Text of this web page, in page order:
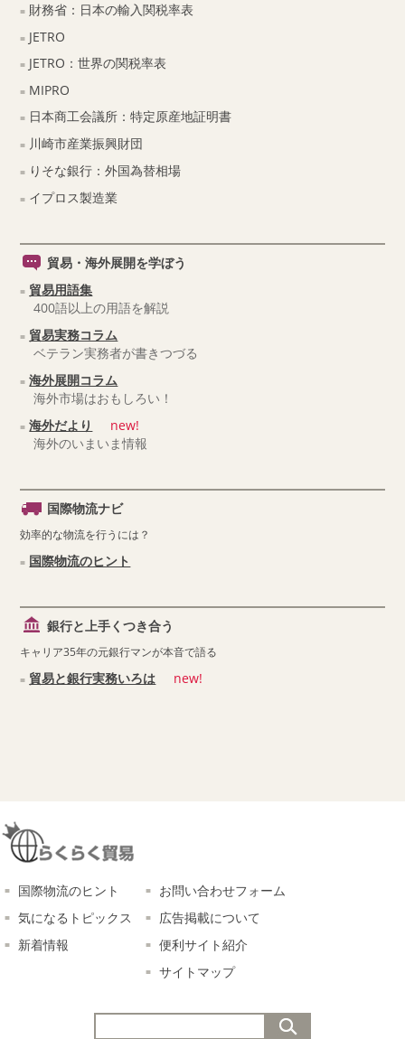
財務省：日本の輸入関税率表
JETRO
JETRO：世界の関税率表
MIPRO
日本商工会議所：特定原産地証明書
川崎市産業振興財団
りそな銀行：外国為替相場
イプロス製造業
貿易・海外展開を学ぼう
貿易用語集
400語以上の用語を解説
貿易実務コラム
ベテラン実務者が書きつづる
海外展開コラム
海外市場はおもしろい！
海外だより
new!
海外のいまいま情報
国際物流ナビ
効率的な物流を行うには？
国際物流のヒント
銀行と上手くつき合う
キャリア35年の元銀行マンが本音で語る
貿易と銀行実務いろは new!
国際物流のヒント
気になるトピックス
新着情報
お問い合わせフォーム
広告掲載について
便利サイト紹介
サイトマップ